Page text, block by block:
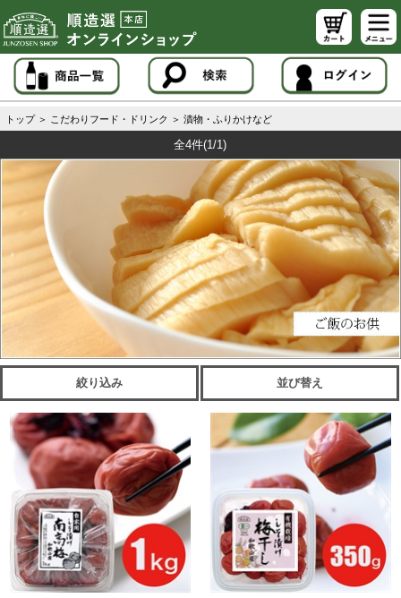
トップ ＞ こだわりフード・ドリンク ＞ 漬物・ふりかけなど
全4件(1/1)
絞り込み 並び替え